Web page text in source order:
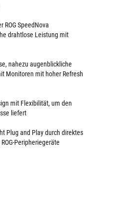
ROG SpeedNova
drahtlose Leistung mit
nahezu augenblickliche
Monitoren mit hoher Refresh
mit Flexibilität, um den
liefert
Plug and Play durch direktes
Peripheriegeräte